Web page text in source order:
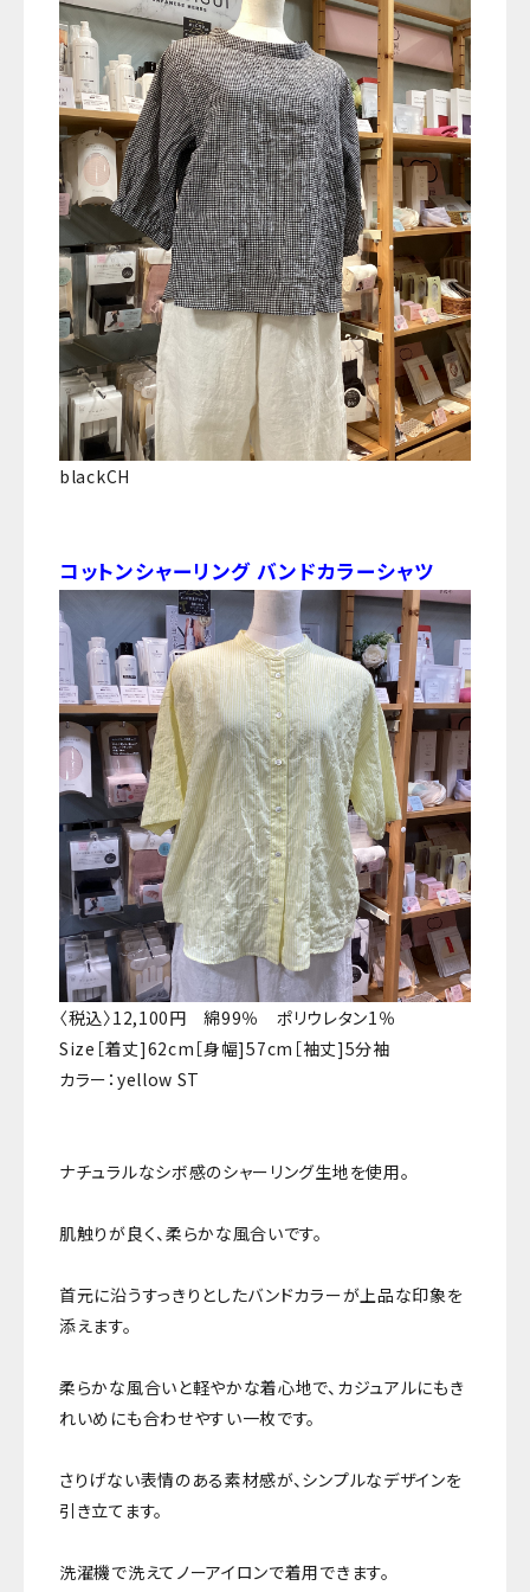
blackCH
コットンシャーリング バンドカラーシャツ
〈税込〉12,100円 綿99％ ポリウレタン1％
​Size［着丈]62cm［身幅]57cm［袖丈]5分袖
カラー：yellow ST
ナチュラルなシボ感のシャーリング生地を使用。
肌触りが良く、柔らかな風合いです。
首元に沿うすっきりとしたバンドカラーが上品な印象を
添えます。
柔らかな風合いと軽やかな着心地で、カジュアルにもき
れいめにも合わせやすい一枚です。
さりげない表情のある素材感が、シンプルなデザインを
引き立てます。
洗濯機で洗えてノーアイロンで着用できます。